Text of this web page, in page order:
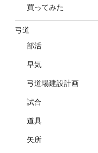
買ってみた
弓道
部活
早気
弓道場建設計画
試合
道具
矢所